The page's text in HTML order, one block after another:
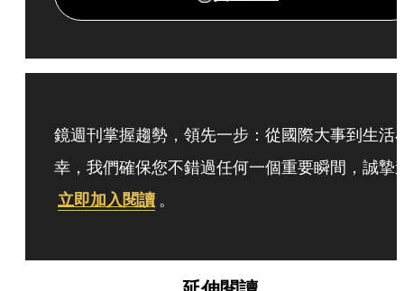
鏡週刊掌握趨勢，領先一步：從國際大事到生活
幸，我們確保您不錯過任何一個重要瞬間，誠摯
立即加入閱讀 。